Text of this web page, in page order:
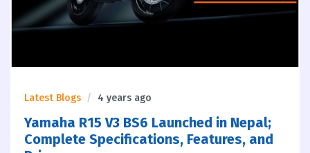
Latest Blogs 4 years ago
Yamaha R15 V3 BS6 Launched in Nepal;
Complete Specifications, Features, and